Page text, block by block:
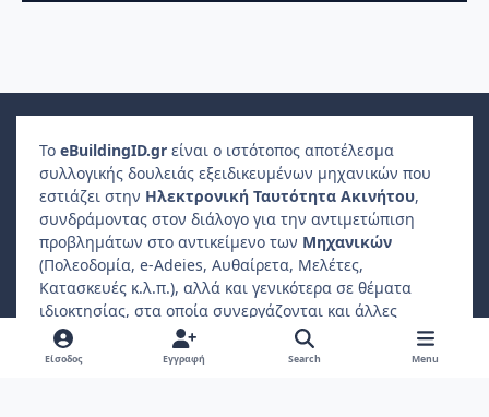
Το eBuildingID.gr είναι ο ιστότοπος αποτέλεσμα
συλλογικής δουλειάς εξειδικευμένων μηχανικών που
εστιάζει στην Ηλεκτρονική Ταυτότητα Ακινήτου,
συνδράμοντας στον διάλογο για την αντιμετώπιση
προβλημάτων στο αντικείμενο των Μηχανικών
(Πολεοδομία, e-Adeies, Αυθαίρετα, Μελέτες,
Κατασκευές κ.λ.π.), αλλά και γενικότερα σε θέματα
ιδιοκτησίας, στα οποία συνεργάζονται και άλλες
επαγγελματικές ενώσεις, όπως
Δικηγόροι
Συμβολαιογράφοι Φοροτεχνικοί
κ.λ.π..
Είσοδος Εγγραφή Search Menu